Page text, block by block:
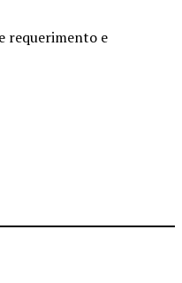
requerimento e